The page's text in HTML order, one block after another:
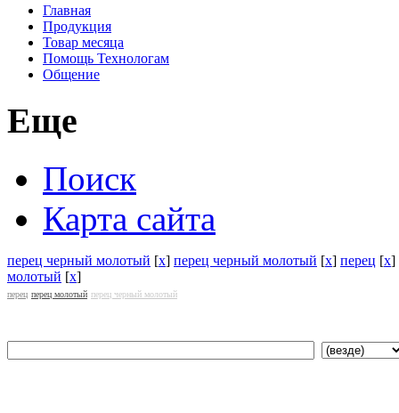
Главная
Продукция
Товар месяца
Помощь Технологам
Общение
Еще
Поиск
Карта сайта
перец черный молотый [x] перец черный молотый [x] перец [x]
молотый [x]
перец перец молотый перец черный молотый